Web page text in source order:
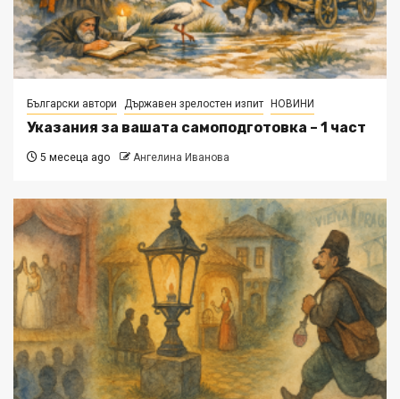
Български автори Държавен зрелостен изпит НОВИНИ
Указания за вашата самоподготовка – 1 част
5 месеца ago Ангелина Иванова